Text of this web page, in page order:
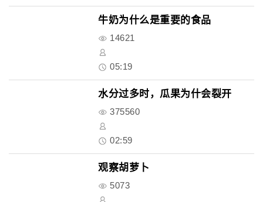
牛奶为什么是重要的食品
14621
05:19
水分过多时，瓜果为什会裂开
375560
02:59
观察胡萝卜
5073